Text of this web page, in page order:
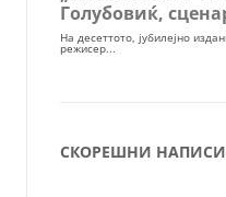
СКОРЕШНИ НАПИСИ